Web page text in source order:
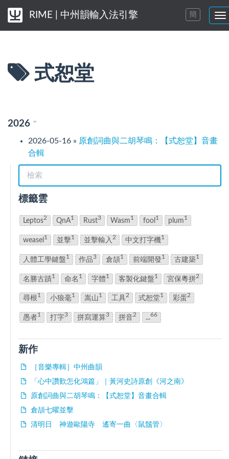
切
RIME | 中州韻輸入法引擎 簡
式恕堂
2026
2026-05-16 » 原創詞曲與二胡琴鳴：【式恕堂】音畫
合輯
標籤雲
Leptos2 QnA1 Rust3 Wasm1 fool 1 plum1
weasel 1 並擊1 並擊輸入2 中文打字機1
人體工學鍵盤1 作品3 倉頡1 前端開發1 古建築1
名勝古蹟1 命名 1 字體1 客製化鍵盤1 宮保粵拼2
尋根1 小狼毫1 嵩山1 工具2 式恕堂1 彩蛋2
愚者1 打字3 拼寫運算3 拼音2 ...66
新作
［音樂專輯］中州曲韻
「心中讚歎怎化鴻篇」｜黃河史詩原創《河之南》
原創詞曲與二胡琴鳴：【式恕堂】音畫合輯
倉頡七曜並擊
清明日 神遊歐陽寺 遙寄一曲〈鼠鬚管〉